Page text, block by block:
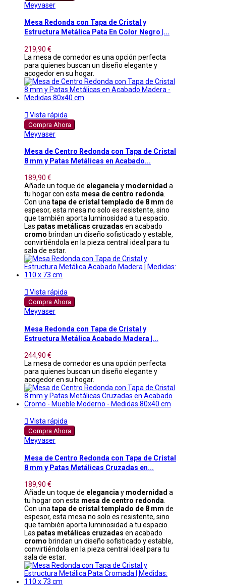
Meyvaser
Mesa Redonda con Tapa de Cristal y
Estructura Metálica Pata En Color Negro |...
219,90 €
La mesa de comedor es una opción perfecta
para quienes buscan un diseño elegante y
acogedor en su hogar.
 Vista rápida
Compra Ahora
Meyvaser
Mesa de Centro Redonda con Tapa de Cristal
8 mm y Patas Metálicas en Acabado...
189,90 €
Añade un toque de eleganciay modernidad a
tu hogar con esta mesa de centro redonda.
Con unatapa de cristal templado de 8 mm de
espesor, esta mesa no solo es resistente, sino
que también aporta luminosidad a tu espacio.
Las patas metálicas cruzadas en acabado
cromo brindan un diseño sofisticado y estable,
convirtiéndola en la pieza central ideal para tu
sala de estar.
 Vista rápida
Compra Ahora
Meyvaser
Mesa Redonda con Tapa de Cristal y
Estructura Metálica Acabado Madera |...
244,90 €
La mesa de comedor es una opción perfecta
para quienes buscan un diseño elegante y
acogedor en su hogar.
 Vista rápida
Compra Ahora
Meyvaser
Mesa de Centro Redonda con Tapa de Cristal
8 mm y Patas Metálicas Cruzadas en...
189,90 €
Añade un toque de elegancia y modernidad a
tu hogar con esta mesa de centro redonda
Con una tapa de cristal templado de 8 mm de
espesor, esta mesa no solo es resistente, sino
que también aporta luminosidad a tu espacio.
Las patas metálicas cruzadas en acabado
cromo brindan un diseño sofisticado y estable,
convirtiéndola en la pieza central ideal para tu
sala de estar.